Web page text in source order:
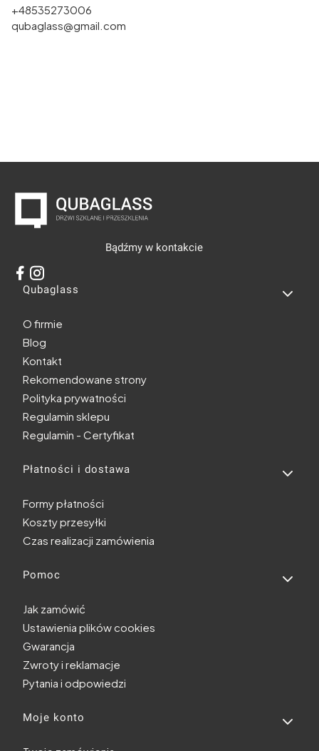
+48535273006
qubaglass@gmail.com
Bądźmy w kontakcie
Linki w stopce
Qubaglass
O firmie
Blog
Kontakt
Rekomendowane strony
Polityka prywatności
Regulamin sklepu
Regulamin - Certyfikat
Płatności i dostawa
Formy płatności
Koszty przesyłki
Czas realizacji zamówienia
Pomoc
Jak zamówić
Ustawienia plików cookies
Gwarancja
Zwroty i reklamacje
Pytania i odpowiedzi
Moje konto